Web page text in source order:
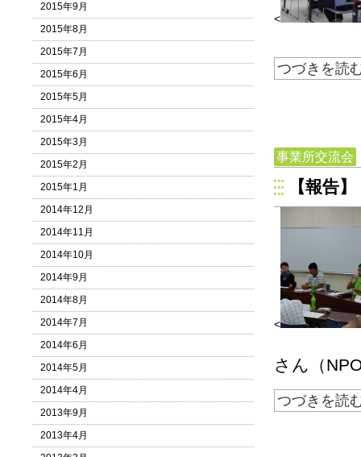
<
つづきを読
事業所交流会
【報告
<
さん（
つづきを読
2015年9月
2015年8月
2015年7月
2015年6月
2015年5月
2015年4月
2015年3月
2015年2月
2015年1月
2014年12月
2014年11月
2014年10月
2014年9月
2014年8月
2014年7月
2014年6月
2014年5月
2014年4月
2013年9月
2013年4月